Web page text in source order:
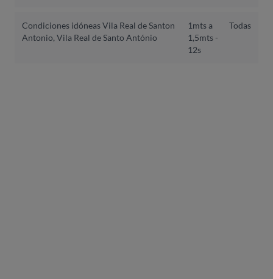
Condiciones idóneas Vila Real de Santon
Antonio, Vila Real de Santo António
1mts a
1,5mts -
12s
Todas